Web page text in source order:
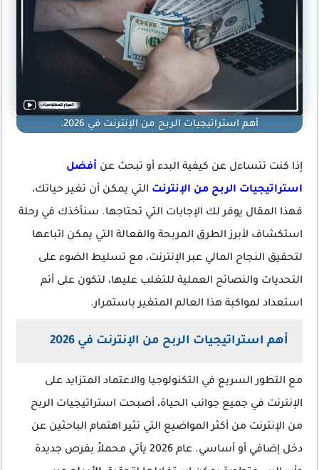
أهم استراتيجيات الربح من الإنترنت في 2026.
إذا كنت تتساءل عن كيفية البدء أو تبحث عن أفضل
استراتيجيات الربح من الإنترنت التي يمكن أن تغير حياتك،
فهذا المقال يوفر لك الإجابات التي تحتاجها. سنأخذك في رحلة
استكشاف لأبرز الطرق المربحة والفعالة التي يمكن اتباعها
لتحقيق النجاح المالي عبر الإنترنت، مع تسليط الضوء على
التحديات والنصائح العملية للتغلب عليها، لتكون على أتم
استعداد لمواكبة هذا العالم المتغير باستمرار.
أهم استراتيجيات الربح من الإنترنت في 2026
مع التطور السريع في التكنولوجيا والاعتماد المتزايد على
الإنترنت في جميع جوانب الحياة، أصبحت استراتيجيات الربح
من الإنترنت من أكثر المواضيع التي تثير اهتمام الباحثين عن
دخل إضافي أو أساسي. عام 2026 يأتي محملاً بفرص جديدة